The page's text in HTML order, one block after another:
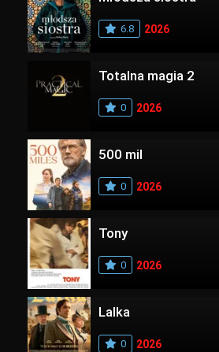
6.8 2026
Totalna magia 2
0 2026
500 mil
0 2026
Tony
0 2026
Lalka
0 2026